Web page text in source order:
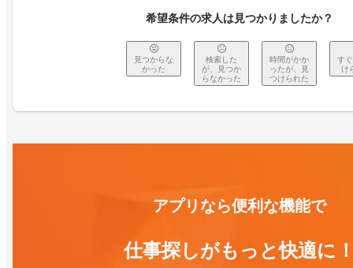
希望条件の求人は見つかりましたか？
見つからな
かった
検索した
が、見つか
らなかった
時間がかか
ったが、見
つけられた
す
け
アプリなら便利な機能で
仕事探しがもっと快適に